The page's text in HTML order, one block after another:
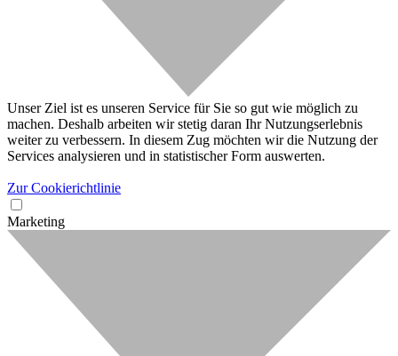
Unser Ziel ist es unseren Service für Sie so gut wie möglich zu
machen. Deshalb arbeiten wir stetig daran Ihr Nutzungserlebnis
weiter zu verbessern. In diesem Zug möchten wir die Nutzung der
Services analysieren und in statistischer Form auswerten.
Zur Cookierichtlinie
Marketing